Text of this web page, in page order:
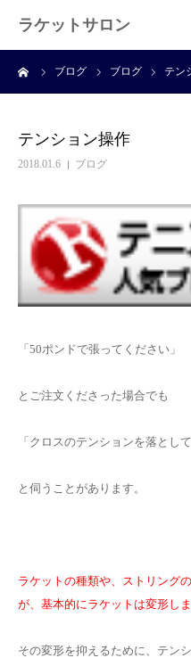
ラケットサロン
ブログ ブログ テン
テンション操作
2018.01.6 ブログ
「50ポンドで張ってください」
とご注文くださった場合でも
「クロスのテンションを落とし
と伺うことがあります。
ラケットの種類や、ストリング
が、基本的にラケットは変形しま
その変形を抑えるために、テン
ホーム
プライベートレッスン
ブログ